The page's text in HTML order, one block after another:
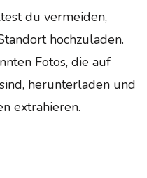
du vermeiden,
hochzuladen.
Fotos, die auf
herunterladen und
extrahieren.